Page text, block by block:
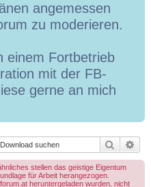
angemessen
zu moderieren.
einem Fortbetrieb
mit der FB-
gerne an mich
Suche
stellen das geistige Eigentum
für Arbeit herangezogen.
heruntergeladen wurden, nicht